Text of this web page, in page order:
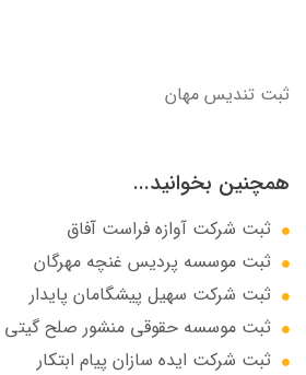
ثبت تندیس مهان
همچنین بخوانید...
ثبت شرکت آوازه فراست آفاق
ثبت موسسه پردیس غنچه مهرگان
ثبت شرکت سهيل پيشگامان پايدار
ثبت موسسه حقوقی منشور صلح گیتی
ثبت شرکت ایده سازان پیام ابتکار